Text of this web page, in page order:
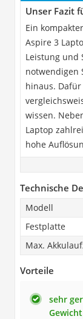
Unser Fazit
Ein
Aspire 3
Leistung und
notwendigen
hinaus.
wissen.
Laptop
hohe
Technische
Modell
Festplatte
Max.
Vorteile
sehr
Gewicht